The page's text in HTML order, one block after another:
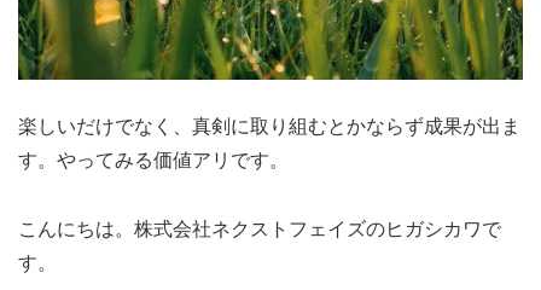
楽しいだけでなく、真剣に取り組むとかならず成果が出ま
す。やってみる価値アリです。
こんにちは。株式会社ネクストフェイズのヒガシカワで
す。